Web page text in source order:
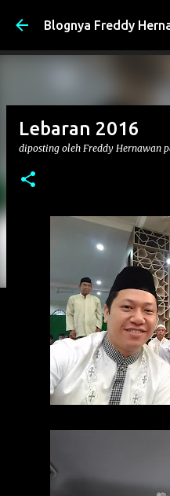
Langsung
Blognya Freddy
Lebaran 2016
diposting oleh Freddy Hernawan